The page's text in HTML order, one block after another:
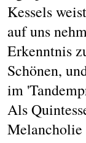
Kessels
auf uns
Erkenntnis
Schönen,
im
Als
Melancholie